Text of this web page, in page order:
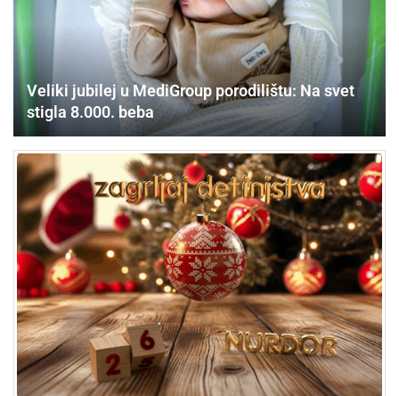
Veliki jubilej u MediGroup porodilištu: Na svet
stigla 8.000. beba